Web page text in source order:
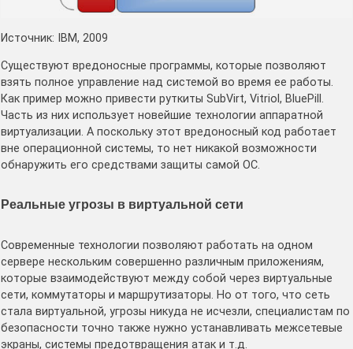
Источник: IBM, 2009
Существуют вредоносные программы, которые позволяют
взять полное управление над системой во время ее работы.
Как пример можно привести руткиты SubVirt, Vitriol, BluePill.
Часть из них использует новейшие технологии аппаратной
виртуализации. А поскольку этот вредоносный код работает
вне операционной системы, то нет никакой возможности
обнаружить его средствами защиты самой ОС.
Реальные угрозы в виртуальной сети
Современные технологии позволяют работать на одном
сервере нескольким совершенно различным приложениям,
которые взаимодействуют между собой через виртуальные
сети, коммутаторы и маршрутизаторы. Но от того, что сеть
стала виртуальной, угрозы никуда не исчезли, специалистам по
безопасности точно также нужно устанавливать межсетевые
экраны, системы предотвращения атак и т.д.